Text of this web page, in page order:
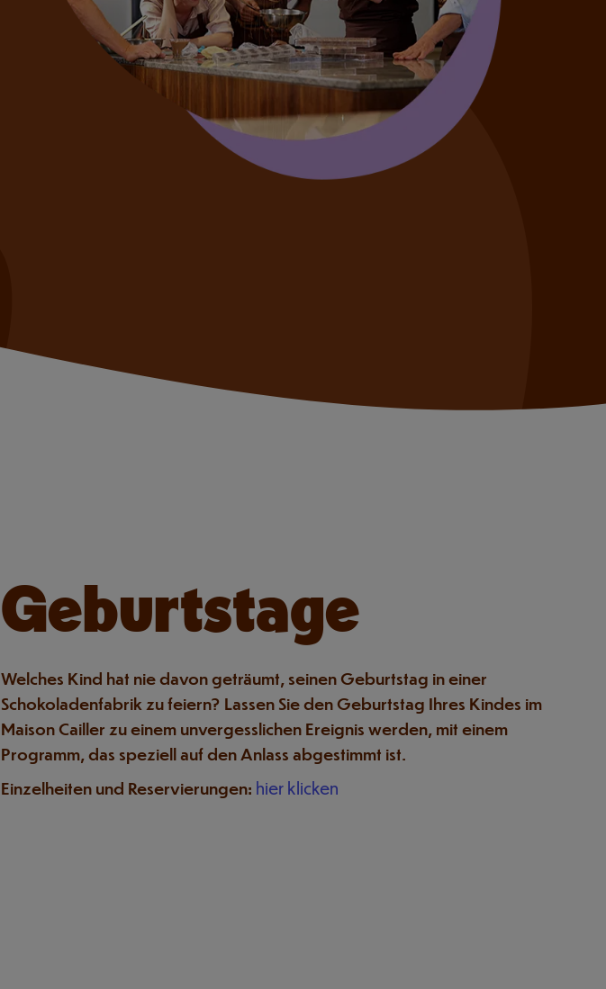
Geburtstage
Welches Kind hat nie davon geträumt, seinen Geburtstag in einer
Schokoladenfabrik zu feiern? Lassen Sie den Geburtstag Ihres Kindes im
Maison Cailler zu einem unvergesslichen Ereignis werden, mit einem
Programm, das speziell auf den Anlass abgestimmt ist.
Einzelheiten und Reservierungen: hier klicken